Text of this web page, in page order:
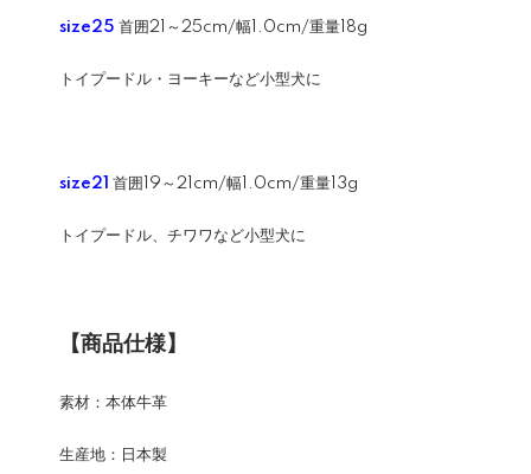
size25 首囲21～25cm/幅1.0cm/重量18g
トイプードル・ヨーキーなど小型犬に
size21 首囲19～21cm/幅1.0cm/重量13g
トイプードル、チワワなど小型犬に
【商品仕様】
素材：本体牛革
生産地：日本製